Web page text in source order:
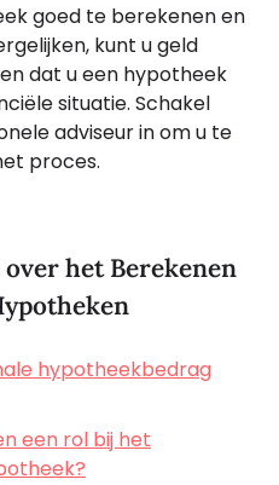
goed te berekenen en
kunt u geld
dat u een hypotheek
situatie. Schakel
adviseur in om u te
proces.
het Berekenen
hypotheekbedrag
een rol bij het